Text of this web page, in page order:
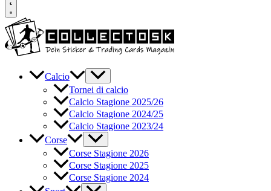
Calcio
Tornei di calcio
Calcio Stagione 2025/26
Calcio Stagione 2024/25
Calcio Stagione 2023/24
Corse
Corse Stagione 2026
Corse Stagione 2025
Corse Stagione 2024